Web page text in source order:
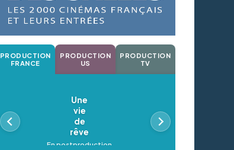
PRODUCTION
FRANCE
PRODUCTION
US
PRODUCTION
TV
Une
vie
de
rêve
En postproduction